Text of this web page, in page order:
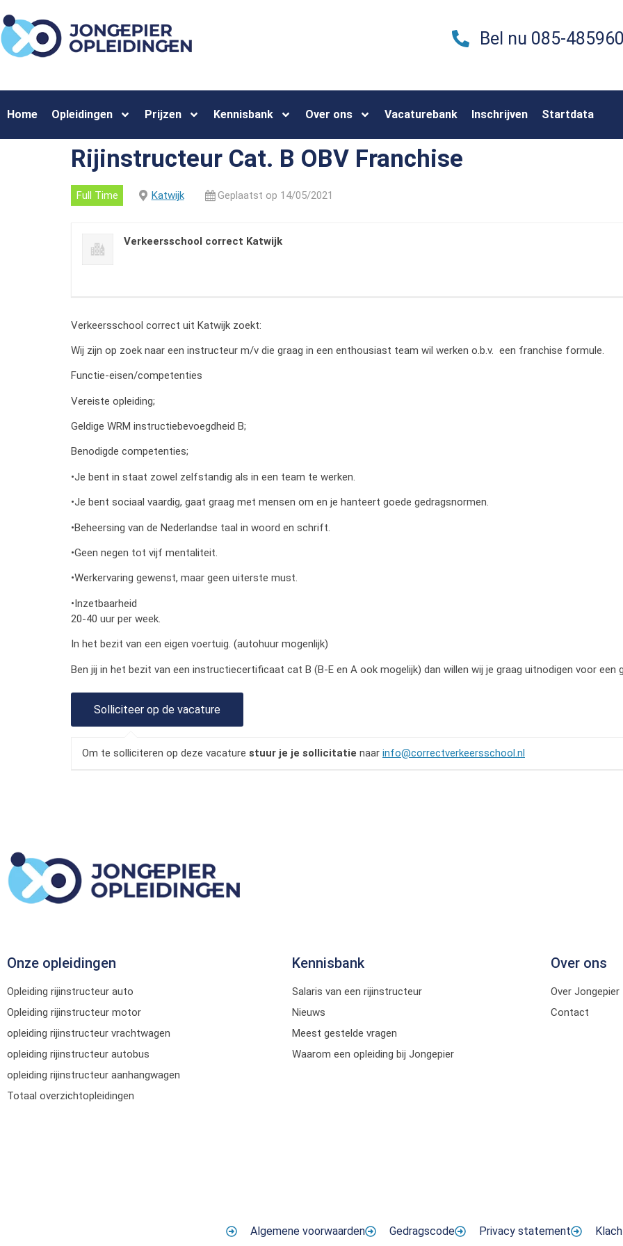
Bel nu 085-
Home Opleidingen Prijzen Kennisbank Over ons Vacaturebank Inschrijven Startdata
Rijinstructeur Cat. B OBV Franchise
Full Time Katwijk Geplaatst op 14/05/2021
Verkeersschool correct Katwijk
Verkeersschool correct uit Katwijk zoekt:
Wij zijn op zoek naar een instructeur m/v die graag in een enthousiast team wil werken o.b.v. een franchise formule.
Functie-eisen/competenties
Vereiste opleiding;
Geldige WRM instructiebevoegdheid B;
Benodigde competenties;
•Je bent in staat zowel zelfstandig als in een team te werken.
•Je bent sociaal vaardig, gaat graag met mensen om en je hanteert goede gedragsnormen.
•Beheersing van de Nederlandse taal in woord en schrift.
•Geen negen tot vijf mentaliteit.
•Werkervaring gewenst, maar geen uiterste must.
•Inzetbaarheid
20-40 uur per week.
In het bezit van een eigen voertuig. (autohuur mogenlijk)
Ben jij in het bezit van een instructiecertificaat cat B (B-E en A ook mogelijk) dan willen wij je graag uitnodigen voor een
Om te solliciteren op deze vacature stuur je je sollicitatie naar info@correctverkeersschool.nl
Onze opleidingen
Opleiding rijinstructeur auto
Opleiding rijinstructeur motor
opleiding rijinstructeur vrachtwagen
opleiding rijinstructeur autobus
opleiding rijinstructeur aanhangwagen
Totaal overzichtopleidingen
Kennisbank
Salaris van een rijinstructeur
Nieuws
Meest gestelde vragen
Waarom een opleiding bij Jongepier
Over ons
Over Jongepier
Contact
Algemene voorwaarden Gedragscode Privacy statement